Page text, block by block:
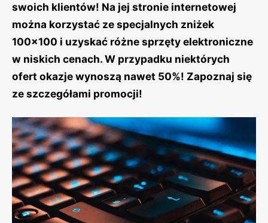
swoich klientów! Na jej stronie internetowej
można korzystać ze specjalnych zniżek
100x100 i uzyskać różne sprzęty elektroniczne
w niskich cenach. W przypadku niektórych
ofert okazje wynoszą nawet 50%! Zapoznaj się
ze szczegółami promocji!